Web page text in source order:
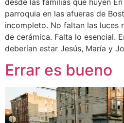
parroquia en las afueras de
incompleto. No faltan las luces
de cerámica. Falta lo esencial.
deberían estar Jesús, María y
Errar es bueno